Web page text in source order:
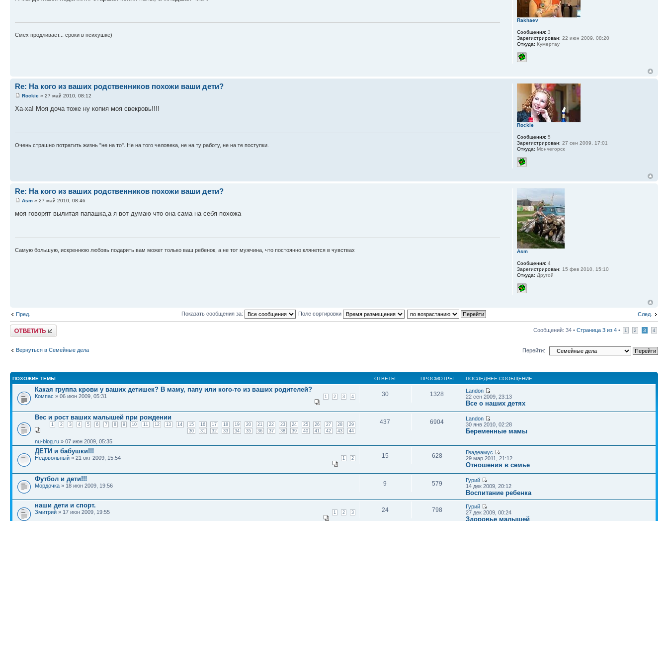
Смех продливает... сроки в психушке)
Rakhaev
Сообщения: 3
Зарегистрирован: 22 июн 2009, 08:20
Откуда: Кумертау
Re: На кого из ваших родственников похожи ваши дети?
Rockie » 27 май 2010, 08:12
Ха-ха! Моя доча тоже ну копия моя свекровь!!!!
Очень страшно потратить жизнь "не на то". Не на того человека, не на ту работу, не на те поступки.
Rockie
Сообщения: 5
Зарегистрирован: 27 сен 2009, 17:01
Откуда: Мончегорск
Re: На кого из ваших родственников похожи ваши дети?
Asm » 27 май 2010, 08:46
моя говорят вылитая папашка,а я вот думаю что она сама на себя похожа
Самую большую, искреннюю любовь подарить вам может только ваш ребенок, а не тот мужчина, что постоянно клянется в чувствах Asm
Сообщения: 4
Зарегистрирован: 15 фев 2010, 15:10
Откуда: Другой
Пред. След.
Показать сообщения за: Поле сортировки
Ответить Сообщений: 34 • Страница 3 из 4 • 1 2 3 4
Вернуться в Семейные дела Перейти:
ПОХОЖИЕ ТЕМЫ ОТВЕТЫ ПРОСМОТРЫ ПОСЛЕДНЕЕ СООБЩЕНИЕ
Какая группа крови у ваших детишек? В маму, папу или кого-то из ваших родителей?
1 2 3 4
Компас » 06 июн 2009, 05:31 30 1328
Landon
22 сен 2009, 23:13
Все о наших детях
Вес и рост ваших малышей при рождении
1 2 3 4 5 6 7 8 9 10 11 12 13 14 15 16 17 18 19 20 21 22 23 24 25 26 27 28
29
30
31 32 33 34 35 36 37 38 39 40 41 42 43 44
nu-blog.ru » 07 июн 2009, 05:35
437 6904
Landon
30 янв 2010, 02:28
Беременные мамы
ДЕТИ и бабушки!!!
1 2
Недовольный » 21 окт 2009, 15:54 15 628
Гвадеамус
29 мар 2011, 21:12
Отношения в семье
Футбол и дети!!!
Мордочка » 18 июн 2009, 19:56 9 579
Гурий
14 дек 2009, 20:12
Воспитание ребенка
наши дети и спорт.
1 2 3
Змитрий » 17 июн 2009, 19:55 24 798
Гурий
27 дек 2009, 00:24
Здоровье малышей